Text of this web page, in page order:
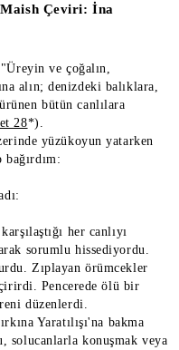
Çeviri: İna
ve çoğalın,
alın; denizdeki balıklara,
bütün canlılara
28*).
yüzükoyun yatarken
her canlıyı
sorumlu hissediyordu.
Zıplayan örümcekler
Pencerede ölü bir
düzenlerdi.
Yaratılışı'na bakma
solucanlarla konuşmak veya